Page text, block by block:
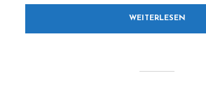
WEITERLESEN